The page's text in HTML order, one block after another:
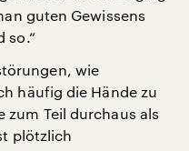
guten Gewissens
so.“
wie
häufig die Hände zu
zum Teil durchaus als
plötzlich